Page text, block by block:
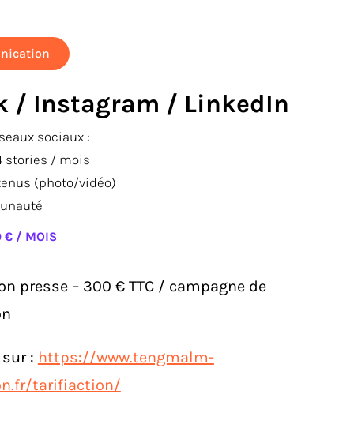
/ Instagram / LinkedIn
sociaux :
stories / mois
(photo/vidéo)
€ / MOIS
presse – 300 € TTC / campagne de
: https://www.tengmalm-
tarifiaction/